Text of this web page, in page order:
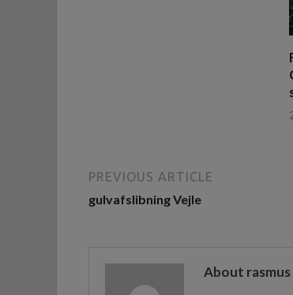
PREVIOUS ARTICLE
gulvafslibning Vejle
About rasmus